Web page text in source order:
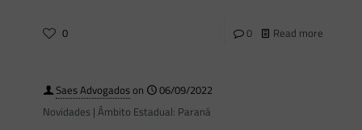
0 0 Read more
Saes Advogadoson
06/09/2022
Novidades | Âmbito Estadual: Paraná